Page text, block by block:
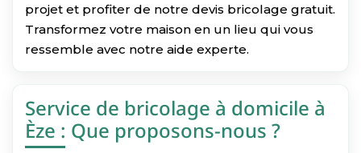
projet et profiter de notre devis bricolage gratuit.
Transformez votre maison en un lieu qui vous
ressemble avec notre aide experte.
Service de bricolage à domicile à
Èze : Que proposons-nous ?